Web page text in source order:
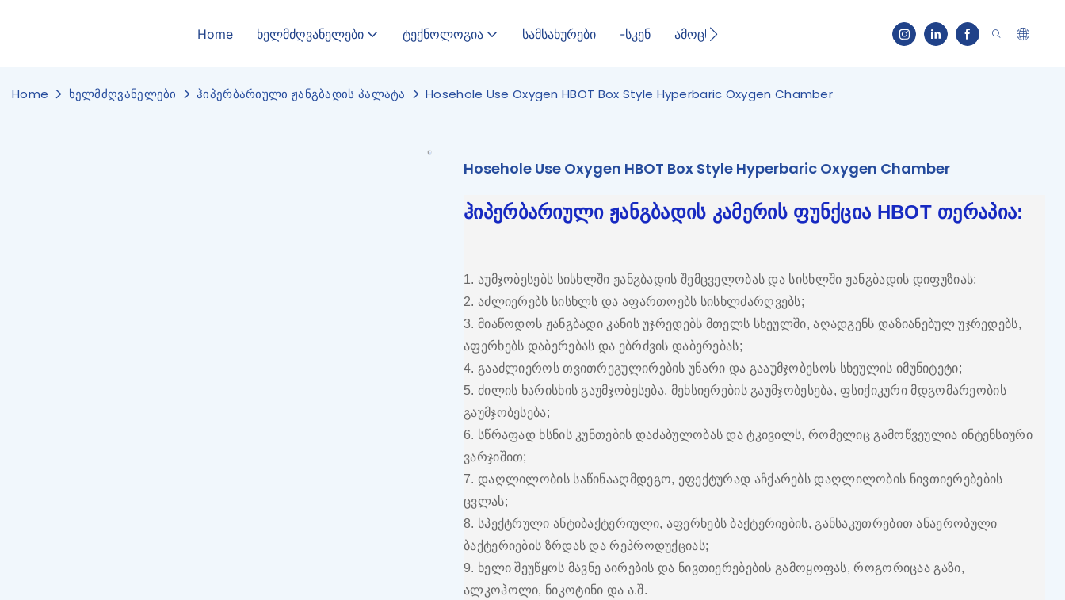
Home ხელმძღვანელები ტექნოლოგია სამსახურები -სკენ ამოცნობა
Home ხელმძღვანელები ჰიპერბარიული ჟანგბადის პალატა Hosehole Use Oxygen HBOT Box Style Hyperbaric Oxygen Chamber
Hosehole Use Oxygen HBOT Box Style Hyperbaric Oxygen Chamber
ჰიპერბარიული ჟანგბადის კამერის ფუნქცია HBOT თერაპია:
1. აუმჯობესებს სისხლში ჟანგბადის შემცველობას და სისხლში ჟანგბადის დიფუზიას;
2. აძლიერებს სისხლს და აფართოებს სისხლძარღვებს;
3. მიაწოდოს ჟანგბადი კანის უჯრედებს მთელს სხეულში, აღადგენს დაზიანებულ უჯრედებს,
აფერხებს დაბერებას და ებრძვის დაბერებას;
4. გააძლიეროს თვითრეგულირების უნარი და გააუმჯობესოს სხეულის იმუნიტეტი;
5. ძილის ხარისხის გაუმჯობესება, მეხსიერების გაუმჯობესება, ფსიქიკური მდგომარეობის
გაუმჯობესება;
6. სწრაფად ხსნის კუნთების დაძაბულობას და ტკივილს, რომელიც გამოწვეულია ინტენსიური
ვარჯიშით;
7. დაღლილობის საწინააღმდეგო, ეფექტურად აჩქარებს დაღლილობის ნივთიერებების
ცვლას;
8. სპექტრული ანტიბაქტერიული, აფერხებს ბაქტერიების, განსაკუთრებით ანაერობული
ბაქტერიების ზრდას და რეპროდუქციას;
9. ხელი შეუწყოს მავნე აირების და ნივთიერებების გამოყოფას, როგორიცაა გაზი,
ალკოჰოლი, ნიკოტინი და ა.შ.